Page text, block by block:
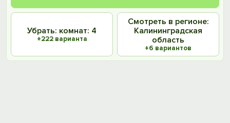
Убрать: комнат: 4
+222 варианта
Смотреть в регионе:
Калининградская
область
+6 вариантов